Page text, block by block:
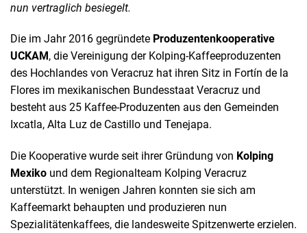
nun vertraglich besiegelt.
Die im Jahr 2016 gegründete Produzentenkooperative
UCKAM , die Vereinigung der Kolping-Kaffeeproduzenten
des Hochlandes von Veracruz hat ihren Sitz in Fortín de la
Flores im mexikanischen Bundesstaat Veracruz und
besteht aus 25 Kaffee-Produzenten aus den Gemeinden
Ixcatla, Alta Luz de Castillo und Tenejapa.
Die Kooperative wurde seit ihrer Gründung von Kolping
Mexiko und dem Regionalteam Kolping Veracruz
unterstützt. In wenigen Jahren konnten sie sich am
Kaffeemarkt behaupten und produzieren nun
Spezialitätenkaffees, die landesweite Spitzenwerte erzielen.